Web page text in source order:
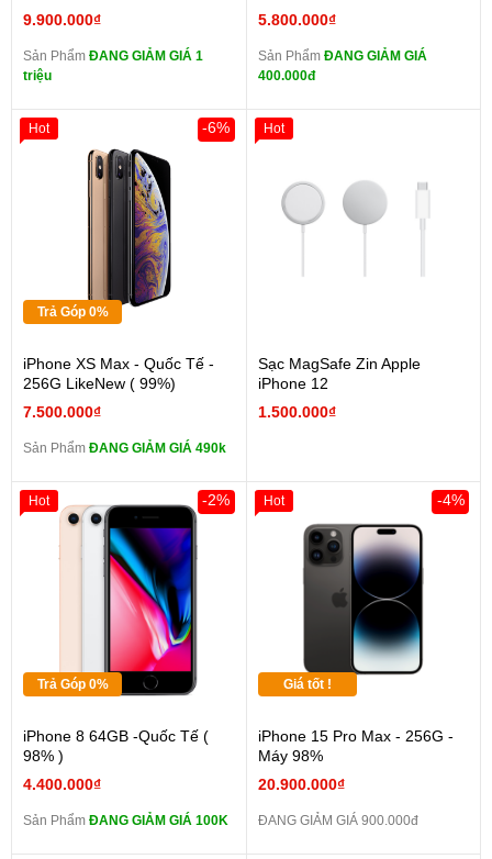
9.900.000₫
Sản Phẩm ĐANG GIẢM GIÁ 1
triệu
5.800.000₫
Sản Phẩm ĐANG GIẢM GIÁ
400.000đ
Trả Góp 0%
iPhone XS Max - Quốc Tế -
256G LikeNew ( 99%)
7.500.000₫
-6%
Sản Phẩm ĐANG GIẢM GIÁ 490k
Hot
Sạc MagSafe Zin Apple
iPhone 12
1.500.000₫
Hot
Trả Góp 0%
iPhone 8 64GB -Quốc Tế (
98% )
4.400.000₫
-2%
Sản Phẩm ĐANG GIẢM GIÁ 100K
Hot
Giá tốt !
iPhone 15 Pro Max - 256G -
Máy 98%
20.900.000₫
-4%
ĐANG GIẢM GIÁ 900.000đ
Hot